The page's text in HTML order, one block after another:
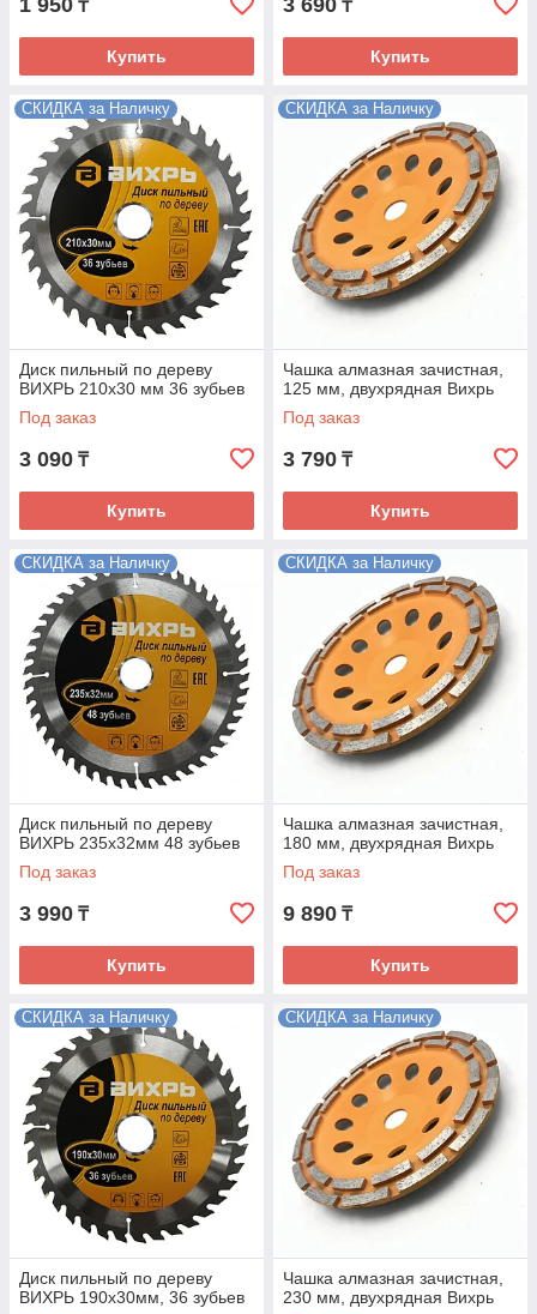
1 950 ₸
Купить
3 690 ₸
Купить
СКИДКА за Наличку
Диск пильный по дереву
ВИХРЬ 210х30 мм 36 зубьев
Под заказ
3 090 ₸
Купить
СКИДКА за Наличку
Чашка алмазная зачистная,
125 мм, двухрядная Вихрь
Под заказ
3 790 ₸
Купить
СКИДКА за Наличку
Диск пильный по дереву
ВИХРЬ 235х32мм 48 зубьев
Под заказ
3 990 ₸
Купить
СКИДКА за Наличку
Чашка алмазная зачистная,
180 мм, двухрядная Вихрь
Под заказ
9 890 ₸
Купить
СКИДКА за Наличку
Диск пильный по дереву
ВИХРЬ 190х30мм, 36 зубьев
СКИДКА за Наличку
Чашка алмазная зачистная,
230 мм, двухрядная Вихрь